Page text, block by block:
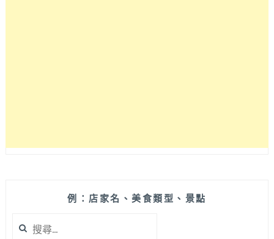
例：店家名、美食類型、景點
尋